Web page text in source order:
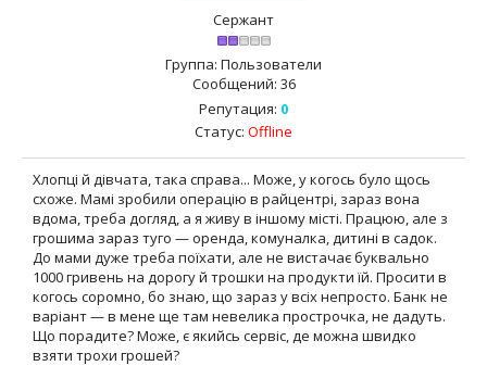
Сержант
Группа: Пользователи
Сообщений: 36
Репутация: 0
Статус: Offline
Хлопці й дівчата, така справа... Може, у когось було щось
схоже. Мамі зробили операцію в райцентрі, зараз вона
вдома, треба догляд, а я живу в іншому місті. Працюю, але з
грошима зараз туго — оренда, комуналка, дитині в садок.
До мами дуже треба поїхати, але не вистачає буквально
1000 гривень на дорогу й трошки на продукти їй. Просити в
когось соромно, бо знаю, що зараз у всіх непросто. Банк не
варіант — в мене ще там невелика прострочка, не дадуть.
Що порадите? Може, є якийсь сервіс, де можна швидко
взяти трохи грошей?